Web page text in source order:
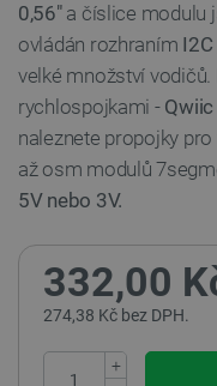
0,56"a číslice modulu
ovládán rozhraním I2C
velké množství
rychlospojkami -
naleznete propojky
až osm modulů
5V nebo 3V.
332,00
274,38 Kč bez DPH.
+